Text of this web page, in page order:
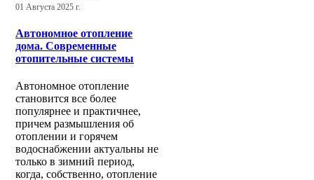
01 Августа 2025 г.
Автономное отопление
дома. Современные
отопительные системы
Автономное отопление
становится все более
популярнее и практичнее,
причем размышления об
отоплении и горячем
водоснабжении актуальны не
только в зимний период,
когда, собственно, отопление